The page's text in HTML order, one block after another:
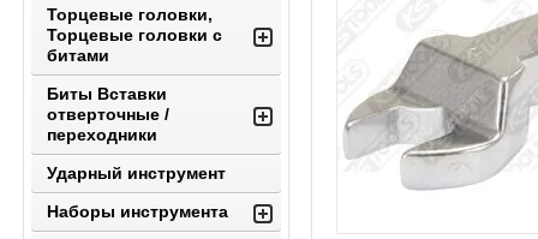
Торцевые головки,
Торцевые головки с
битами
Биты Вставки
отверточные /
переходники
Ударный инструмент
Наборы инструмента